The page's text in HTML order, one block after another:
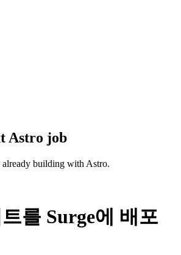
Astro job
already building with Astro.
를 Surge에 배포